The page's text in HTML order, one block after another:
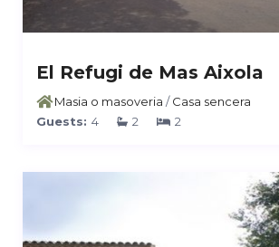
El Refugi de Mas Aixola
Masia o masoveria /Casa sencera
Guests: 4 2 2